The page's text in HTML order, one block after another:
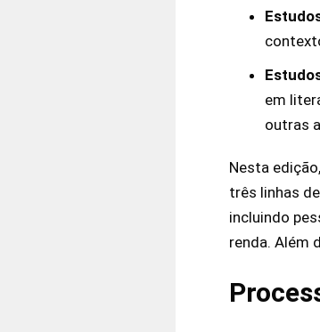
em
outras
Nesta
três linhas
incluindo
renda. Além